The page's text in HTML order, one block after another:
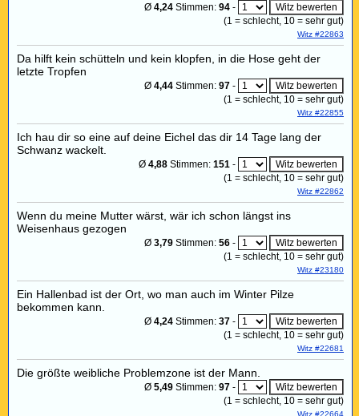
Ø 4,24 Stimmen: 94 -
(1 = schlecht, 10 = sehr gut)
Witz #22863
Da hilft kein schütteln und kein klopfen, in die Hose geht der
letzte Tropfen
Ø 4,44 Stimmen: 97 -
(1 = schlecht, 10 = sehr gut)
Witz #22855
Ich hau dir so eine auf deine Eichel das dir 14 Tage lang der
Schwanz wackelt.
Ø 4,88 Stimmen: 151 -
(1 = schlecht, 10 = sehr gut)
Witz #22862
Wenn du meine Mutter wärst, wär ich schon längst ins
Weisenhaus gezogen
Ø 3,79 Stimmen: 56 -
(1 = schlecht, 10 = sehr gut)
Witz #23180
Ein Hallenbad ist der Ort, wo man auch im Winter Pilze
bekommen kann.
Ø 4,24 Stimmen: 37 -
(1 = schlecht, 10 = sehr gut)
Witz #22681
Die größte weibliche Problemzone ist der Mann.
Ø 5,49 Stimmen: 97 -
(1 = schlecht, 10 = sehr gut)
Witz #22664